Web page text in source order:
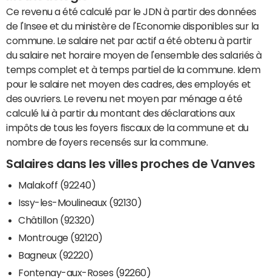
Ce revenu a été calculé par le JDN à partir des données
de l'Insee et du ministère de l'Economie disponibles sur la
commune. Le salaire net par actif a été obtenu à partir
du salaire net horaire moyen de l'ensemble des salariés à
temps complet et à temps partiel de la commune. Idem
pour le salaire net moyen des cadres, des employés et
des ouvriers. Le revenu net moyen par ménage a été
calculé lui à partir du montant des déclarations aux
impôts de tous les foyers fiscaux de la commune et du
nombre de foyers recensés sur la commune.
Salaires dans les villes proches de Vanves
Malakoff (92240)
Issy-les-Moulineaux (92130)
Châtillon (92320)
Montrouge (92120)
Bagneux (92220)
Fontenay-aux-Roses (92260)